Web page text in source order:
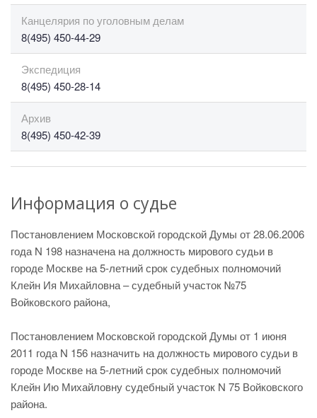
Канцелярия по уголовным делам
8(495) 450-44-29
Экспедиция
8(495) 450-28-14
Архив
8(495) 450-42-39
Информация о судье
Постановлением Московской городской Думы от 28.06.2006
года N 198 назначена на должность мирового судьи в
городе Москве на 5-летний срок судебных полномочий
Клейн Ия Михайловна – судебный участок №75
Войковского района,
Постановлением Московской городской Думы от 1 июня
2011 года N 156 назначить на должность мирового судьи в
городе Москве на 5-летний срок судебных полномочий
Клейн Ию Михайловну судебный участок N 75 Войковского
района.